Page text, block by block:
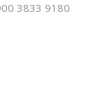
3833 9180